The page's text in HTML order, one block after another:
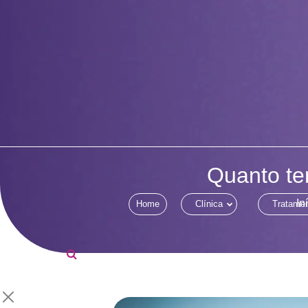
Home Clínica
Quanto